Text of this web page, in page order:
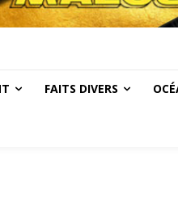
FAITS DIVERS